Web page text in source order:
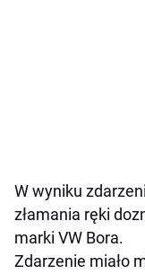
W wyniku
złamania ręki
marki VW Bora.
Zdarzenie miało